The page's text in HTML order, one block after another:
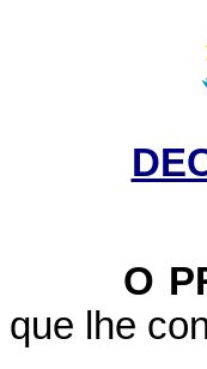
O
que lhe